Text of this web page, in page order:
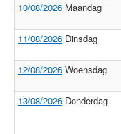
10/08/2026 Maandag
11/08/2026 Dinsdag
12/08/2026 Woensdag
13/08/2026 Donderdag